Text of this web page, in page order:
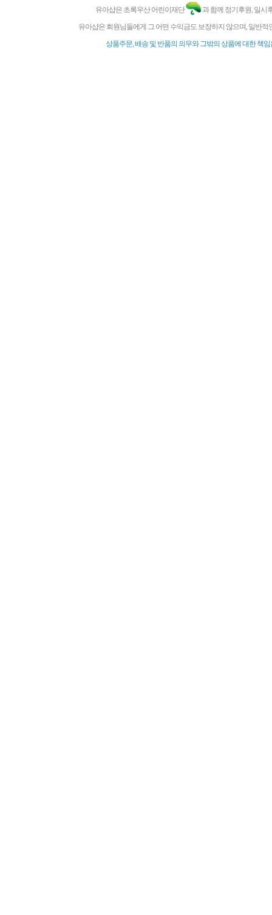
유아샵은 초록우산 어린이재단
과 함께 정기후원, 일시
유아샵은 회원님들에게 그 어떤 수익금도 보장하지 않으며, 일반
상품주문, 배송 및 반품의 의무와 그밖의 상품에 대한 책